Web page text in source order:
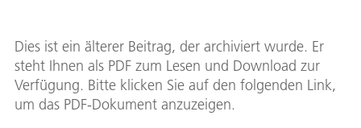
Dies ist ein älterer Beitrag, der archiviert wurde. Er
steht Ihnen als PDF zum Lesen und Download zur
Verfügung. Bitte klicken Sie auf den folgenden Link,
um das PDF-Dokument anzuzeigen.